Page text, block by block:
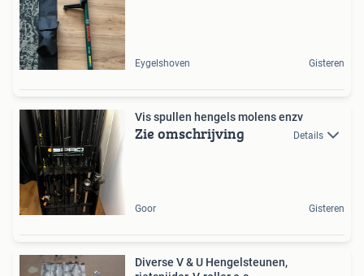
Eygelshoven Gisteren
Vis spullen hengels molens enzv
Zie omschrijving Details
Goor Gisteren
Diverse V & U Hengelsteunen,